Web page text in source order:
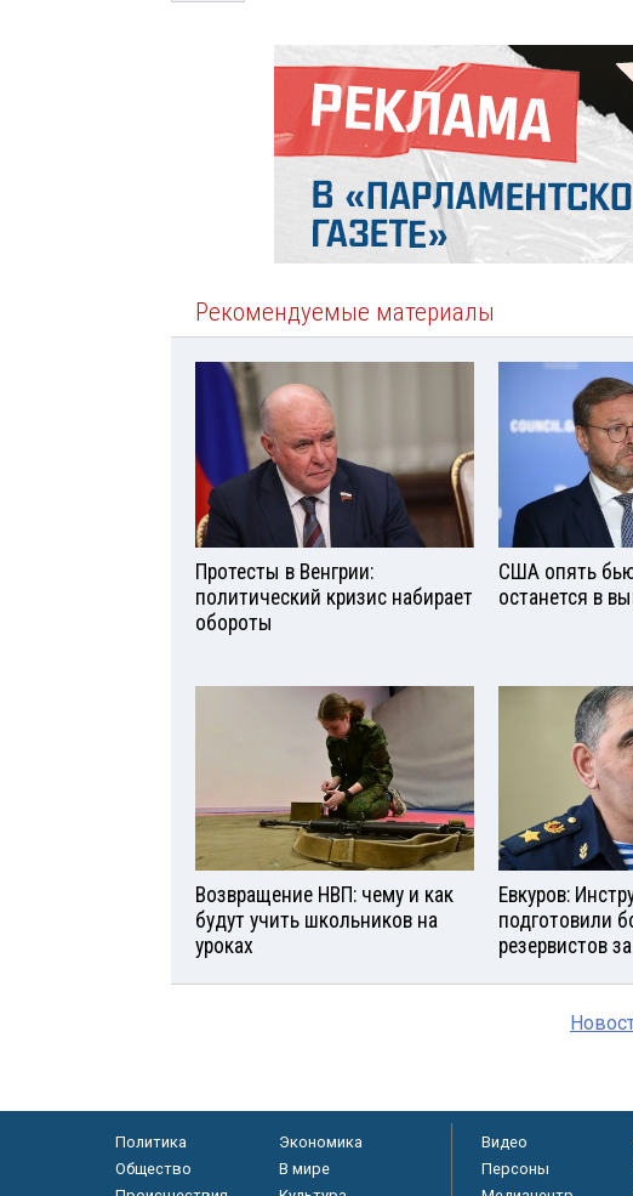
Рекомендуемые материалы
Протесты в Венгрии:
политический кризис набирает
обороты
США опять
останется в
Возвращение НВП: чему и как
будут учить школьников на
уроках
Евкуров:
подготовили
резервистов
Политика
Экономика
Общество
В мире
Видео
Персоны